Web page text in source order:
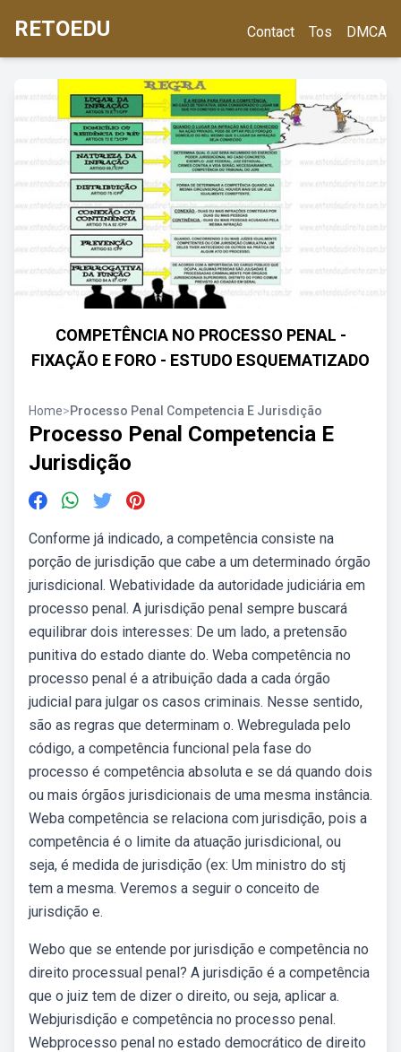
RETOEDU Contact Tos DMCA
COMPETÊNCIA NO PROCESSO PENAL -
FIXAÇÃO E FORO - ESTUDO ESQUEMATIZADO
Home>Processo Penal Competencia E Jurisdição
Processo Penal Competencia E
Jurisdição
Conforme já indicado, a competência consiste na
porção de jurisdição que cabe a um determinado órgão
jurisdicional. Webatividade da autoridade judiciária em
processo penal. A jurisdição penal sempre buscará
equilibrar dois interesses: De um lado, a pretensão
punitiva do estado diante do. Weba competência no
processo penal é a atribuição dada a cada órgão
judicial para julgar os casos criminais. Nesse sentido,
são as regras que determinam o. Webregulada pelo
código, a competência funcional pela fase do
processo é competência absoluta e se dá quando dois
ou mais órgãos jurisdicionais de uma mesma instância.
Weba competência se relaciona com jurisdição, pois a
competência é o limite da atuação jurisdicional, ou
seja, é medida de jurisdição (ex: Um ministro do stj
tem a mesma. Veremos a seguir o conceito de
jurisdição e.
Webo que se entende por jurisdição e competência no
direito processual penal? A jurisdição é a competência
que o juiz tem de dizer o direito, ou seja, aplicar a.
Webjurisdição e competência no processo penal.
Webprocesso penal no estado democrático de direito